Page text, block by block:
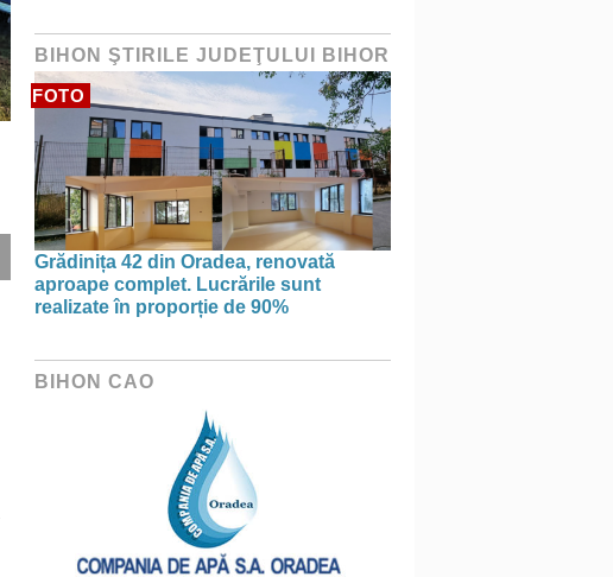
BIHON ŞTIRILE JUDEŢULUI BIHOR
FOTO
Grădinița 42 din Oradea, renovată
aproape complet. Lucrările sunt
realizate în proporție de 90%
BIHON CAO